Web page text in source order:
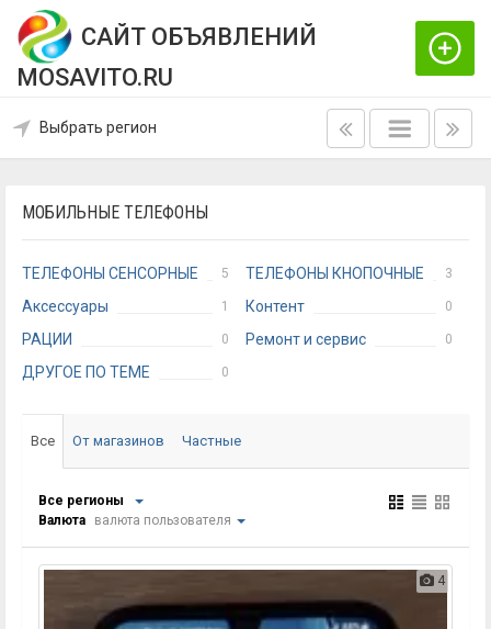
САЙТ ОБЪЯВЛЕНИЙ
MOSAVITO.RU
Выбрать регион
МОБИЛЬНЫЕ ТЕЛЕФОНЫ
ТЕЛЕФОНЫ СЕНСОРНЫЕ 5 ТЕЛЕФОНЫ КНОПОЧНЫЕ 3
Аксессуары 1 Контент 0
РАЦИИ 0 Ремонт и сервис 0
ДРУГОЕ ПО ТЕМЕ 0
Все От магазинов Частные
Все регионы
Валюта
валюта пользователя
4